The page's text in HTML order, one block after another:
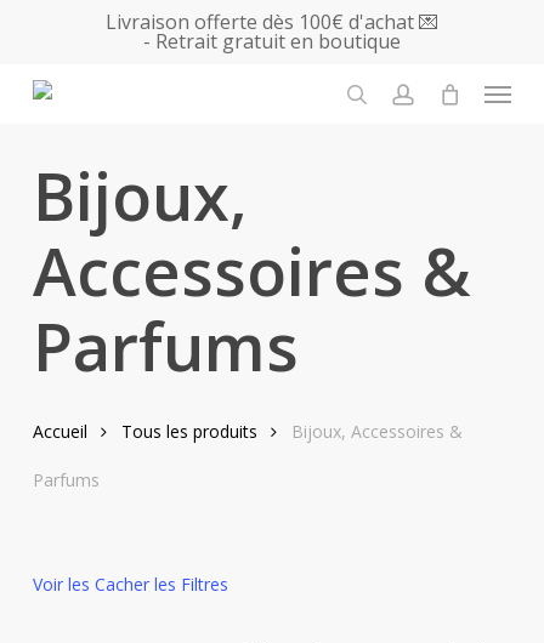
main
Livraison offerte dès 100€ d'achat 💌
- Retrait gratuit en boutique
Menu
Bijoux,
Accessoires &
Parfums
Accueil Tous les produits Bijoux, Accessoires &
Parfums
Voir les Cacher les Filtres